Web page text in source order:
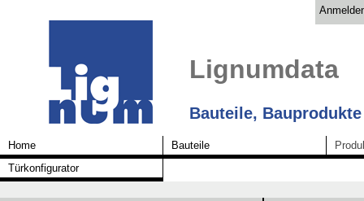
Lignumdata
Bauteile,
Home Bauteile
Türkonfigurator